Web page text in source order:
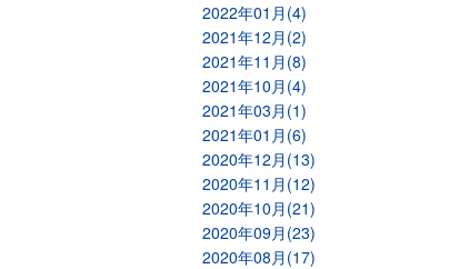
2022年01月(4)
2021年12月(2)
2021年11月(8)
2021年10月(4)
2021年03月(1)
2021年01月(6)
2020年12月(13)
2020年11月(12)
2020年10月(21)
2020年09月(23)
2020年08月(17)